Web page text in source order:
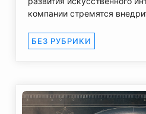
компании стремятся
БЕЗ РУБРИКИ